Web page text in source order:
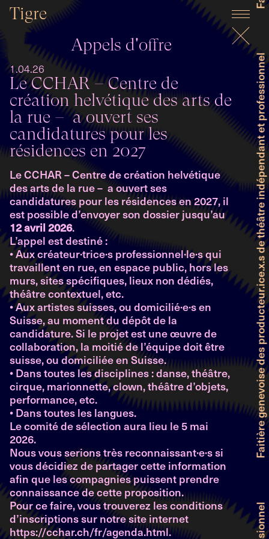
Faitière genevoise des producteur.ice.x.s de théâtre indépendant et professionnel
Tigre
Appels d'offre
1.04.26
Le CCHAR – Centre de
création helvétique des arts de
la rue – a ouvert ses
candidatures pour les
résidences en 2027
Le CCHAR – Centre de création helvétique
des arts de la rue – a ouvert ses
candidatures pour les résidences en 2027, il
est possible d’envoyer son dossier jusqu’au
12 avril 2026.
L’appel est destiné :
• Aux créateur·trice·s professionnel·le·s qui
travaillent en rue, en espace public, hors les
murs, sites spécifiques, lieux non dédiés,
théâtre contextuel, etc.
• Aux artistes suisses, ou domicilié·e·s en
Suisse, au moment du dépôt de la
candidature. Si le projet est une œuvre de
collaboration, la moitié de l’équipe doit être
suisse, ou domiciliée en Suisse.
• Dans toutes les disciplines : danse, théâtre,
cirque, marionnette, clown, théâtre d’objets,
performance, etc.
• Dans toutes les langues.
Le comité de sélection aura lieu le 5 mai
2026.
Nous vous serions très reconnaissant·e·s si
vous décidiez de partager cette information
afin que les compagnies puissent prendre
connaissance de cette proposition.
Pour ce faire, vous trouverez les conditions
d’inscriptions sur notre site internet
https://cchar.ch/fr/agenda.html.